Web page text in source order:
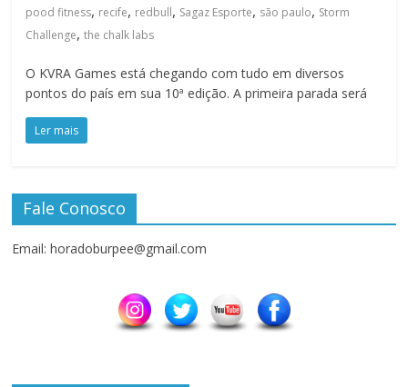
pood fitness, recife, redbull, Sagaz Esporte, são paulo, Storm
Challenge,the chalk labs
O KVRA Games está chegando com tudo em diversos
pontos do país em sua 10ª edição. A primeira parada será
Ler mais
Fale Conosco
Email: horadoburpee@gmail.com